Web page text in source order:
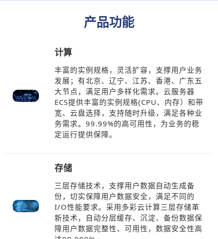
产品功能
计算
丰富的实例规格，灵活扩容，支撑用户业务
发展；有北京、辽宁、江苏、香港、广东五
大节点，满足用户多样化需求。云服务器
ECS提供丰富的实例规格(CPU、内存）和带
宽、云盘选择，支持随时升级，满足各种业
务需求。99.99%的高可用性，为业务的稳
定运行提供保障。
存储
三层存储技术，支撑用户数据自动生成备
份，切实保障用户数据安全，满足不同的
I/O性能要求。采用多彩云计算三层存储革
新技术，自动分层缓存、沉淀、备份数据保
障用户数据完整性、可用性，数据安全性高